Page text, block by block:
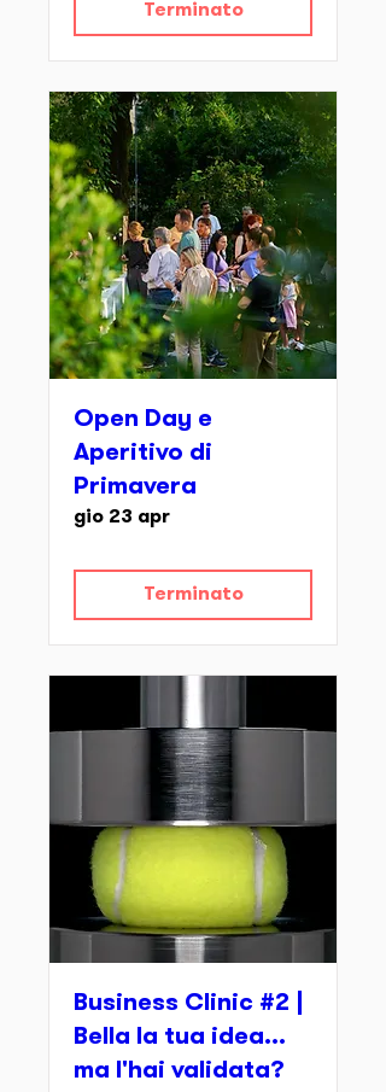
Terminato
Open Day e
Aperitivo di
Primavera
gio 23 apr
Terminato
Business Clinic #2 |
Bella la tua idea...
ma l'hai validata?